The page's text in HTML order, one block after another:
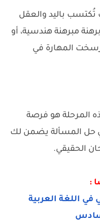
تُكتسب باليد والعقل
مبرهنة هندسية، أو
رسخت المهارة في
المرحلة هو فرصة
حل المسألة يضمن لك
الحقيقي.
:
في اللغة العربية